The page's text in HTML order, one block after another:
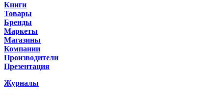
Книги
Товары
Бренды
Маркеты
Магазины
Компании
Производители
Презентация
Журналы